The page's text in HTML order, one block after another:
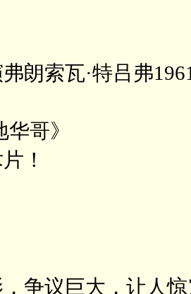
朗索瓦·特吕弗
哥》
！
争议巨大，让人